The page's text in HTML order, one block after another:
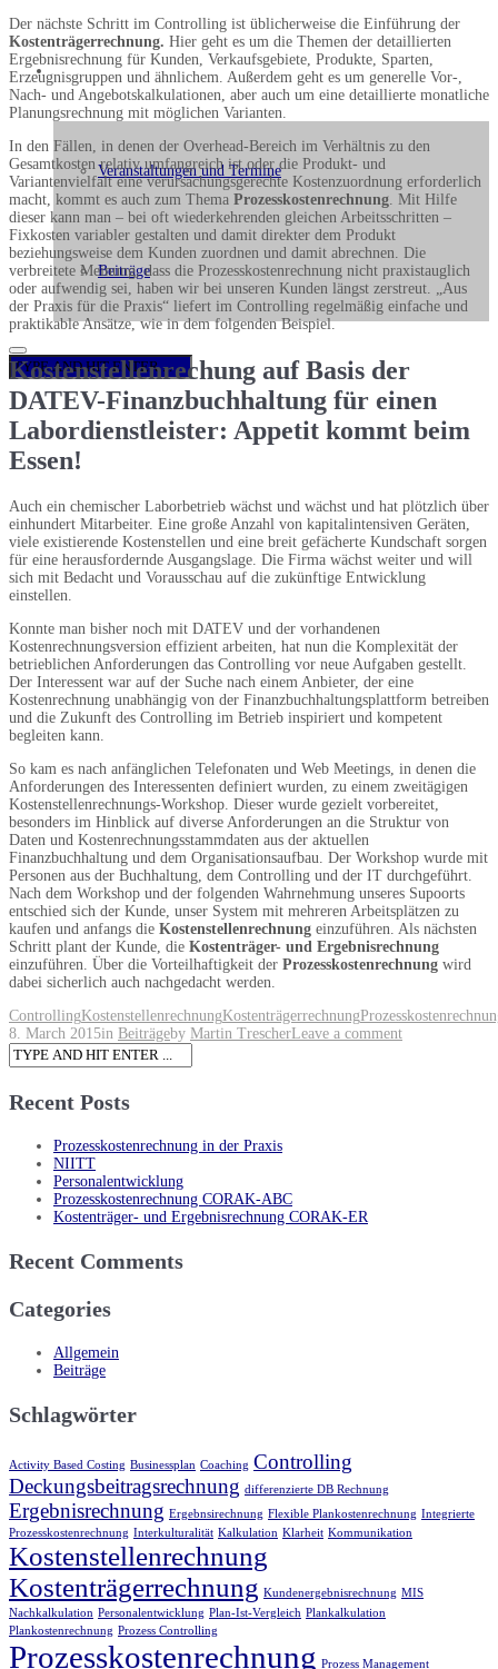
Aktuell
Veranstaltungen und Termine
Beiträge
Der nächste Schritt im Controlling ist üblicherweise die Einführung der
Kostenträgerrechnung. Hier geht es um die Themen der detaillierten
Ergebnisrechnung für Kunden, Verkaufsgebiete, Produkte, Sparten,
Erzeugnisgruppen und ähnlichem. Außerdem geht es um generelle Vor-,
Nach- und Angebotskalkulationen, aber auch um eine detaillierte monatliche
Planungsrechnung mit möglichen Varianten.
In den Fällen, in denen der Overhead-Bereich im Verhältnis zu den
Gesamtkosten relativ umfangreich ist oder die Produkt- und
Variantenvielfalt eine verursachungsgerechte Kostenzuordnung erforderlich
macht, kommt es auch zum Thema Prozesskostenrechnung . Mit Hilfe
dieser kann man – bei oft wiederkehrenden gleichen Arbeitsschritten –
Fixkosten variabler gestalten und damit direkter dem Produkt
beziehungsweise dem Kunden zuordnen und damit abrechnen. Die
verbreitete Meinung, dass die Prozesskostenrechnung nicht praxistauglich
oder aufwendig sei, haben wir bei unseren Kunden längst zerstreut. „Aus
der Praxis für die Praxis“ liefert im Controlling regelmäßig einfache und
praktikable Ansätze, wie in dem folgenden Beispiel.
Kostenstellenrechung auf Basis der
DATEV-Finanzbuchhaltung für einen
Labordienstleister: Appetit kommt beim
Essen!
Auch ein chemischer Laborbetrieb wächst und wächst und hat plötzlich über
einhundert Mitarbeiter. Eine große Anzahl von kapitalintensiven Geräten,
viele existierende Kostenstellen und eine breit gefächerte Kundschaft sorgen
für eine herausfordernde Ausgangslage. Die Firma wächst weiter und will
sich mit Bedacht und Vorausschau auf die zukünftige Entwicklung
einstellen.
Konnte man bisher noch mit DATEV und der vorhandenen
Kostenrechnungsversion effizient arbeiten, hat nun die Komplexität der
betrieblichen Anforderungen das Controlling vor neue Aufgaben gestellt.
Der Interessent war auf der Suche nach einem Anbieter, der eine
Kostenrechnung unabhängig von der Finanzbuchhaltungsplattform betreiben
und die Zukunft des Controlling im Betrieb inspiriert und kompetent
begleiten kann.
So kam es nach anfänglichen Telefonaten und Web Meetings, in denen die
Anforderungen des Interessenten definiert wurden, zu einem zweitägigen
Kostenstellenrechnungs-Workshop. Dieser wurde gezielt vorbereitet,
besonders im Hinblick auf diverse Anforderungen an die Struktur von
Daten und Kostenrechnungsstammdaten aus der aktuellen
Finanzbuchhaltung und dem Organisationsaufbau. Der Workshop wurde mit
Personen aus der Buchhaltung, dem Controlling und der IT durchgeführt.
Nach dem Workshop und der folgenden Wahrnehmung unseres Supoorts
entschied sich der Kunde, unser System mit mehreren Arbeitsplätzen zu
kaufen und anfangs die Kostenstellenrechnung einzuführen. Als nächsten
Schritt plant der Kunde, die Kostenträger- und Ergebnisrechnung
einzuführen. Über die Vorteilhaftigkeit der Prozesskostenrechnung wird
dabei sicherlich auch nachgedacht werden.
ControllingKostenstellenrechnungKostenträgerrechnung
8. March 2015in Beiträgeby Martin TrescherLeave a comment
Recent Posts
Prozesskostenrechnung in der Praxis
NIITT
Personalentwicklung
Prozesskostenrechnung CORAK-ABC
Kostenträger- und Ergebnisrechnung CORAK-ER
Recent Comments
Categories
Allgemein
Beiträge
Schlagwörter
Activity Based Costing Businessplan Coaching Controlling
Deckungsbeitragsrechnung differenzierte DB Rechnung
Ergebnisrechnung Ergebnsirechnung Flexible Plankostenrechnung Integrierte
Prozesskostenrechnung Interkulturalität Kalkulation Klarheit Kommunikation
Kostenstellenrechnung
Kostenträgerrechnung Kundenergebnisrechnung MIS
Nachkalkulation Personalentwicklung Plan-Ist-Vergleich Plankalkulation
Plankostenrechnung Prozess Controlling
Prozesskostenrechnung Prozess Management